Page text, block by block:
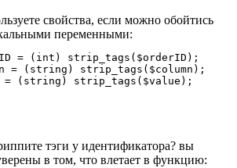
свойства, если можно обойтись
переменными:
= (int) strip_tags($orderID);
= (string) strip_tags($column);
= (string) strip_tags($value);
тэги у идентификатора? вы
в том, что влетает в функцию: